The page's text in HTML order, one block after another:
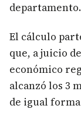
departamento.
El cálculo
que, a juicio
económico
alcanzó los 3
de igual